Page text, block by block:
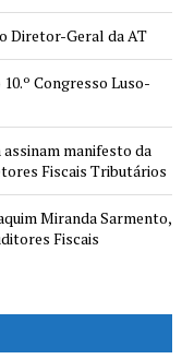
Diretor-Geral da AT
Congresso Luso-
manifesto da
Fiscais Tributários
Miranda Sarmento,
Fiscais